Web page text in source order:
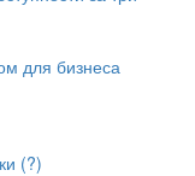
для бизнеса
(?)